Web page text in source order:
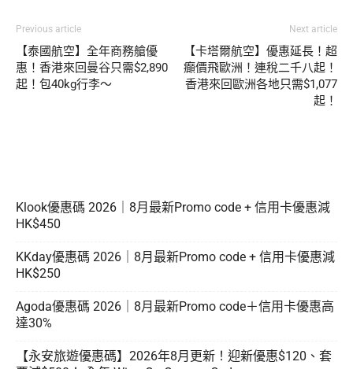
Previous article
【泰國航空】全年商務艙優
惠！香港來回曼谷只需$2,890
起！包40kg行李～
Next article
【卡塔爾航空】優惠延長！超
癲價飛歐洲！連稅二千八起！
香港來回歐洲各地只需$1,077
起！
Klook優惠碼 2026｜8月最新Promo code + 信用卡優惠減
HK$450
KKday優惠碼 2026｜8月最新Promo code + 信用卡優惠減
HK$250
Agoda優惠碼 2026｜8月最新Promo code＋信用卡優惠高
達30%
【永安旅遊優惠碼】2026年8月更新！迎新優惠$120、套